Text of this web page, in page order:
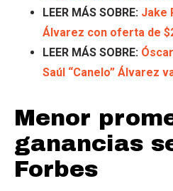
LEER MÁS SOBRE: Jake
Álvarez con oferta de
LEER MÁS SOBRE:
Saúl “Canelo” Álvarez
Menor
ganancias
Forbes